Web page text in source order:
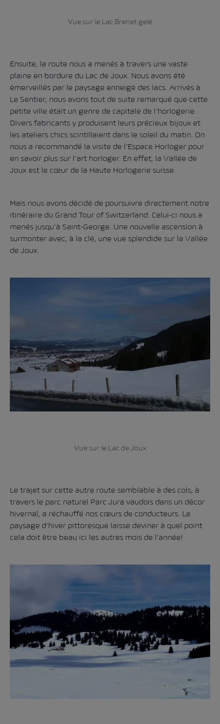
Vue sur le Lac Brenet gelé
Ensuite, la route nous a menés à travers une vaste
plaine en bordure du Lac de Joux. Nous avons été
émerveillés par le paysage enneigé des lacs. Arrivés à
Le Sentier, nous avons tout de suite remarqué que cette
petite ville était un genre de capitale de l’horlogerie.
Divers fabricants y produisent leurs précieux bijoux et
les ateliers chics scintillaient dans le soleil du matin. On
nous a recommandé la visite de l’Espace Horloger pour
en savoir plus sur l’art horloger. En effet, la Vallée de
Joux est le cœur de la Haute Horlogerie suisse.
Mais nous avons décidé de poursuivre directement notre
itinéraire du Grand Tour of Switzerland. Celui-ci nous a
menés jusqu’à Saint-George. Une nouvelle ascension à
surmonter avec, à la clé, une vue splendide sur la Vallée
de Joux.
Vue sur le Lac de Joux
Le trajet sur cette autre route semblable à des cols, à
travers le parc naturel Parc Jura vaudois dans un décor
hivernal, a réchauffé nos cœurs de conducteurs. Le
paysage d’hiver pittoresque laisse deviner à quel point
cela doit être beau ici les autres mois de l’année!